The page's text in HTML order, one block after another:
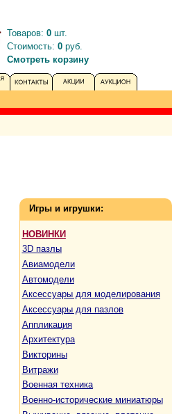
Товаров: 0 шт.
Стоимость: 0 руб.
Смотреть корзину
Игры и игрушки:
НОВИНКИ
3D пазлы
Авиамодели
Автомодели
Аксессуары для моделирования
Аксессуары для пазлов
Аппликация
Архитектура
Викторины
Витражи
Военная техника
Военно-исторические миниатюры